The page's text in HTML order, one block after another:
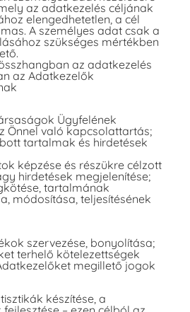
az adatkezelés céljának
elengedhetetlen, a cél
A személyes adat csak a
szükséges mértékben
az adatkezelés
az Adatkezelők
Ügyfelének
Önnel való kapcsolattartás;
tartalmak és hirdetések
képzése és részükre célzott
hirdetések megjelenítése;
tartalmának
módosítása, teljesítésének
szervezése, bonyolítása;
terhelő kötelezettségek
megillető jogok
készítése, a